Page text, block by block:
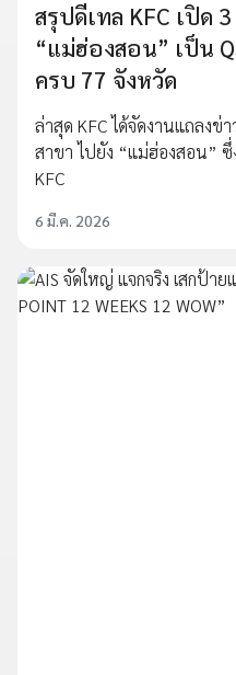
สรุปดีเทล KFC เปิด
“แม่ฮ่องสอน” เป็น
ครบ 77 จังหวัด
ล่าสุด KFC ได้จัดงานแถลงข่
สาขา ไปยัง “แม่ฮ่องสอน”
KFC
6 มี.ค. 2026